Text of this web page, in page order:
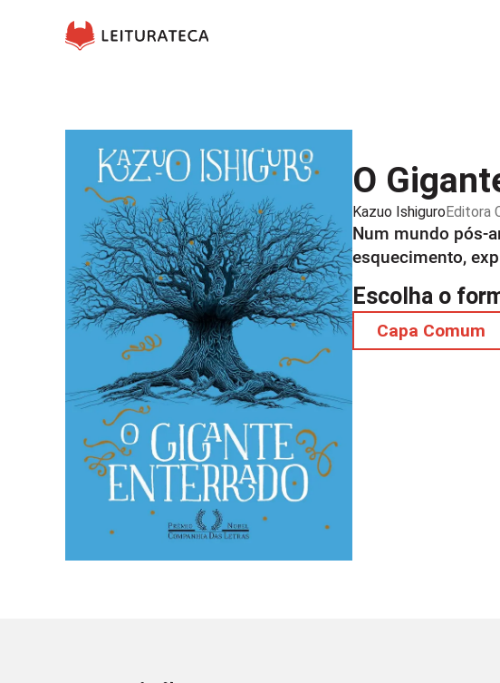
O
Kazuo IshiguroEditora
Num mundo pós-
esquecimento,
Escolha o
Capa Comum